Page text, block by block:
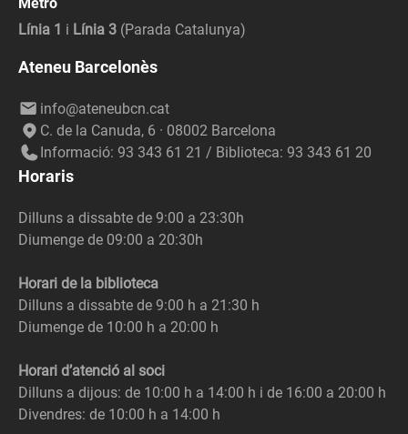
Línia 1 i Línia 3 (Parada Catalunya)
Ateneu Barcelonès
info@ateneubcn.cat
C. de la Canuda, 6 · 08002 Barcelona
Informació: 93 343 61 21 / Biblioteca: 93 343 61 20
Horaris
Dilluns a dissabte de 9:00 a 23:30h
Diumenge de 09:00 a 20:30h
Horari de la biblioteca
Dilluns a dissabte de 9:00 h a 21:30 h
Diumenge de 10:00 h a 20:00 h
Horari d’atenció al soci
Dilluns a dijous: de 10:00 h a 14:00 h i de 16:00 a 20:00 h
Divendres: de 10:00 h a 14:00 h